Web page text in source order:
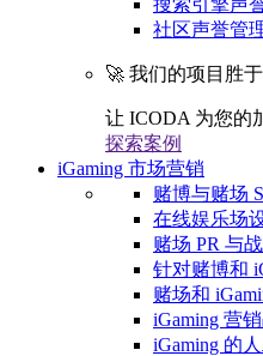
搜索引擎声
社区声誉管
🚀 我们的项目胜
让 ICODA 为您的
探索案例
iGaming 市场营销
赌博与赌场
在线娱乐场
赌场 PR 与
针对赌博和
赌场和
iGaming 营
iGaming 的